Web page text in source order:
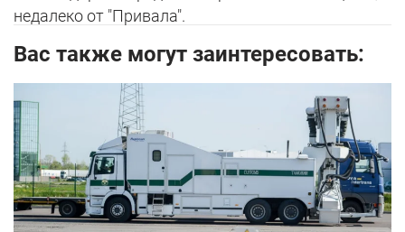
недалеко от "Привала".
Вас также могут заинтересовать: